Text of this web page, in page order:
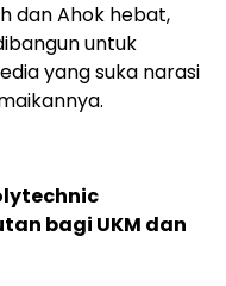
dan Ahok hebat,
untuk
yang suka narasi
bagi UKM dan